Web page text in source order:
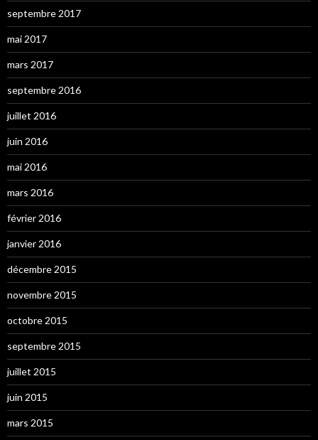
septembre 2017
mai 2017
mars 2017
septembre 2016
juillet 2016
juin 2016
mai 2016
mars 2016
février 2016
janvier 2016
décembre 2015
novembre 2015
octobre 2015
septembre 2015
juillet 2015
juin 2015
mars 2015